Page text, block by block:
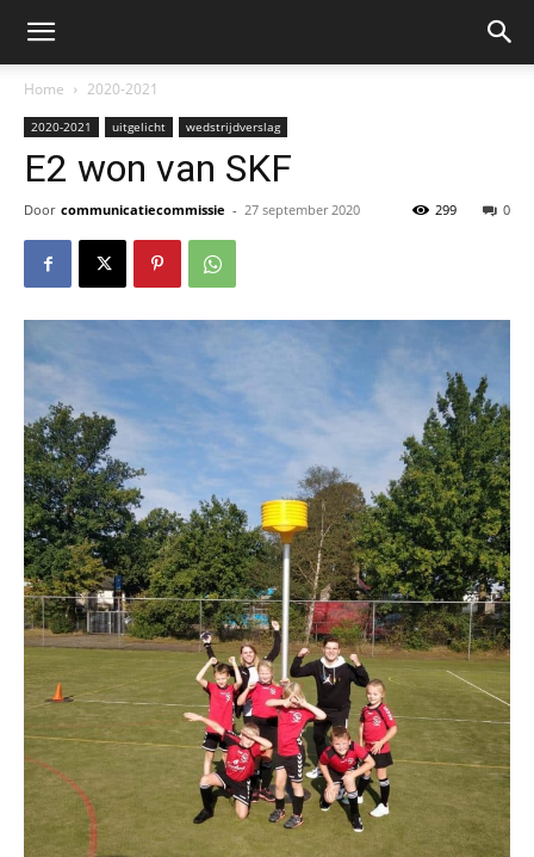
Home 2020-2021
2020-2021 uitgelicht wedstrijdverslag
E2 won van SKF
Door communicatiecommissie - 27 september 2020 0
299